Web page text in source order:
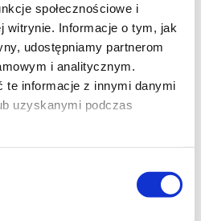
społecznościowe i
witrynie. Informacje o tym, jak
udostępniamy partnerom
i analitycznym.
te informacje z innymi danymi
uzyskanymi podczas